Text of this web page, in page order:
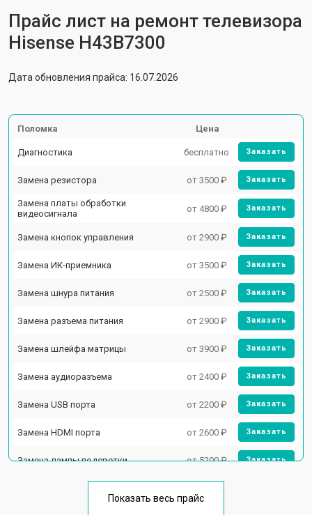
Прайс лист на ремонт телевизора
Hisense H43B7300
Дата обновления прайса: 16.07.2026
Поломка Цена
Диагностика бесплатно Заказать
Замена резистора от 3500 ₽ Заказать
Замена платы обработки
видеосигнала
от 4800 ₽ Заказать
Замена кнопок управления от 2900 ₽ Заказать
Замена ИК-приемника от 3500 ₽ Заказать
Замена шнура питания от 2500 ₽ Заказать
Замена разъема питания от 2900 ₽ Заказать
Замена шлейфа матрицы от 3900 ₽ Заказать
Замена аудиоразъема от 2400 ₽ Заказать
Замена USB порта от 2200 ₽ Заказать
Замена HDMI порта от 2600 ₽ Заказать
Замена лампы подсветки от 5200 ₽ Заказать
Показать весь прайс